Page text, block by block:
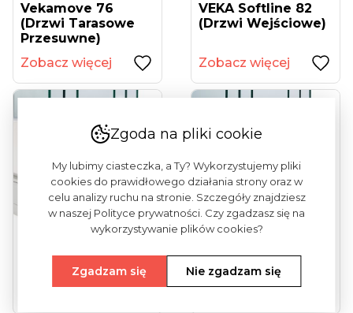
Vekamove 76
(drzwi Tarasowe
Przesuwne)
Zobacz więcej
VEKA Softline 82
(drzwi Wejściowe)
Zobacz więcej
Vekamotion 82
(drzwi Tarasowe...
Vekamotion 82 Max
(drzwi Tarasowe...
Zgoda na pliki cookie
My lubimy ciasteczka, a Ty? Wykorzystujemy pliki
cookies do prawidłowego działania strony oraz w
celu analizy ruchu na stronie. Szczegóły znajdziesz
w naszej Polityce prywatności. Czy zgadzasz się na
wykorzystywanie plików cookies?
Zgadzam się Nie zgadzam się